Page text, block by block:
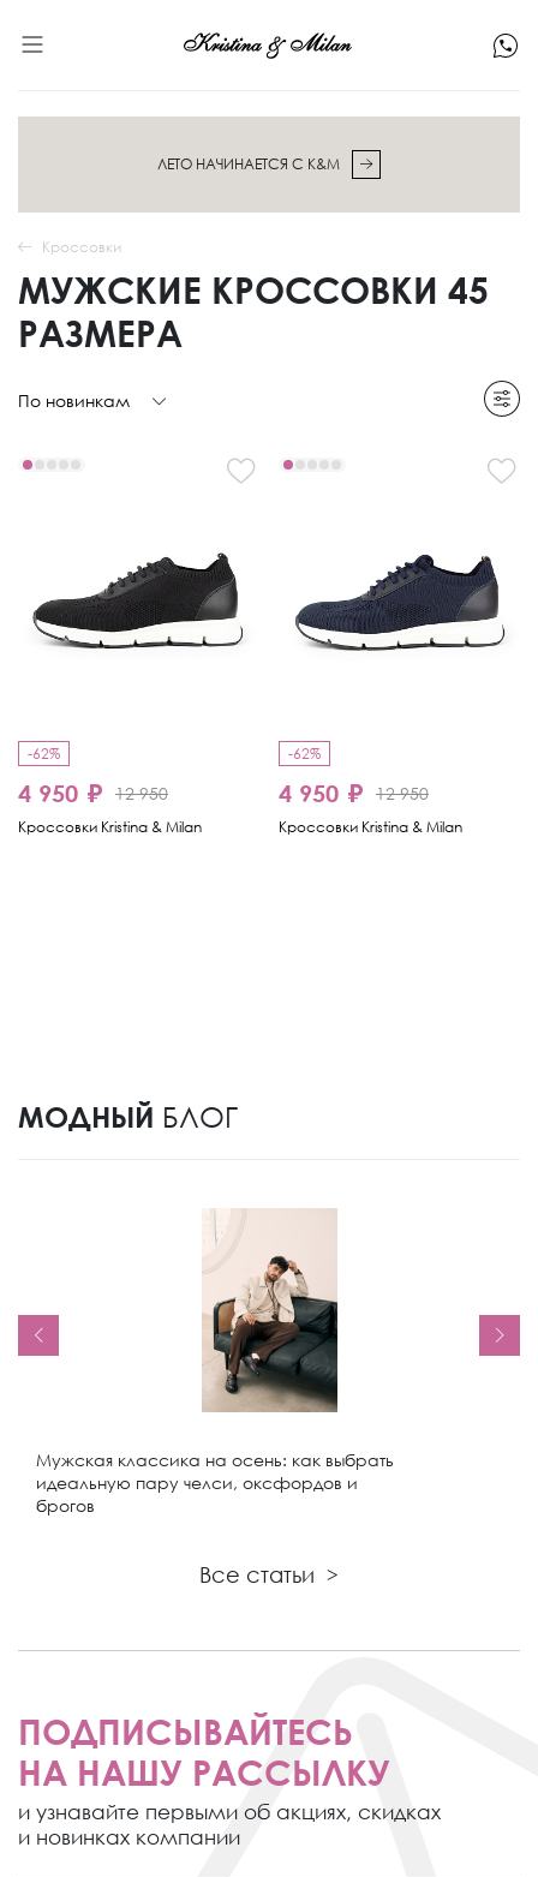
ЛЕТО НАЧИНАЕТСЯ С K&M
Кроссовки
МУЖСКИЕ КРОССОВКИ 45
РАЗМЕРА
По новинкам
-62%
4 950 ₽ 12 950
Кроссовки Kristina & Milan
-62%
4 950 ₽ 12 950
Кроссовки Kristina & Milan
МОДНЫЙ БЛОГ
Мужская классика на осень: как выбрать
идеальную пару челси, оксфордов и
брогов
Все статьи >
ПОДПИСЫВАЙТЕСЬ
НА НАШУ РАССЫЛКУ
и узнавайте первыми об акциях, скидках
и новинках компании